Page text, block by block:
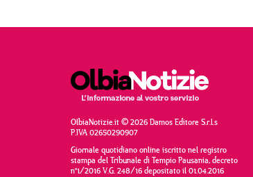
OlbiaNotizie.it © 2026 Damos Editore S.r.l.s
P.IVA 02650290907
Giornale quotidiano online iscritto nel registro
stampa del Tribunale di Tempio Pausania, decreto
n°1/2016 V.G. 248/16 depositato il 01.04.2016